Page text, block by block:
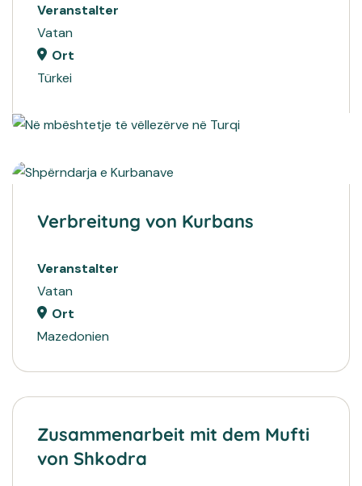
Veranstalter
Vatan
Ort
Türkei
Verbreitung von Kurbans
Veranstalter
Vatan
Ort
Mazedonien
Zusammenarbeit mit dem Mufti
von Shkodra